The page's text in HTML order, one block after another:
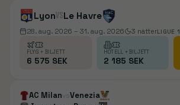
LyonvsLe Havre
28. aug. 2026 – 31. aug. 2026 3 nätterLIGUE 1
FLYG + BILJETT
6 575 SEK
HOTELL + BILJETT
2 185 SEK
AC Milan vs Venezia